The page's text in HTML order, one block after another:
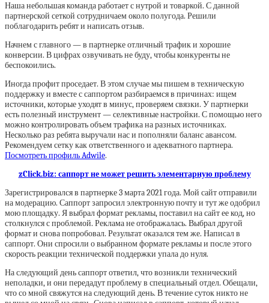
Наша небольшая команда работает с нутрой и товаркой. С данной
партнерской сеткой сотрудничаем около полугода. Решили
поблагодарить ребят и написать отзыв.
Начнем с главного ― в партнерке отличный трафик и хорошие
конверсии. В цифрах озвучивать не буду, чтобы конкуренты не
беспокоились.
Иногда профит проседает. В этом случае мы пишем в техническую
поддержку и вместе с саппортом разбираемся в причинах: ищем
источники, которые уходят в минус, проверяем связки. У партнерки
есть полезный инструмент ― селективные настройки. С помощью него
можно контролировать объем трафика на разных источниках.
Несколько раз ребята выручали нас и пополняли баланс авансом.
Рекомендуем сетку как ответственного и адекватного партнера.
Посмотреть профиль Adwile.
zClick.biz: саппорт не может решить элементарную проблему
Зарегистрировался в партнерке 3 марта 2021 года. Мой сайт отправили
на модерацию. Саппорт запросил электронную почту и тут же одобрил
мою площадку. Я выбрал формат рекламы, поставил на сайт ее код, но
столкнулся с проблемой. Реклама не отображалась. Выбрал другой
формат и снова попробовал. Результат оказался тем же. Написал в
саппорт. Они спросили о выбранном формате рекламы и после этого
скорость реакции технической поддержки упала до нуля.
На следующий день саппорт ответил, что возникли технический
неполадки, и они передадут проблему в специальный отдел. Обещали,
что со мной свяжутся на следующий день. В течение суток никто не